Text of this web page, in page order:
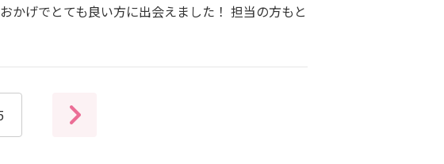
かげでとても良い方に出会えました！ 担当の方もと